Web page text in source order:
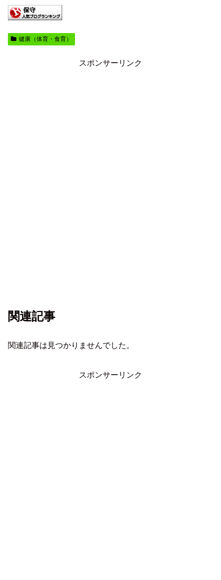
健康（体育・食育）
スポンサーリンク
関連記事
関連記事は見つかりませんでした。
スポンサーリンク